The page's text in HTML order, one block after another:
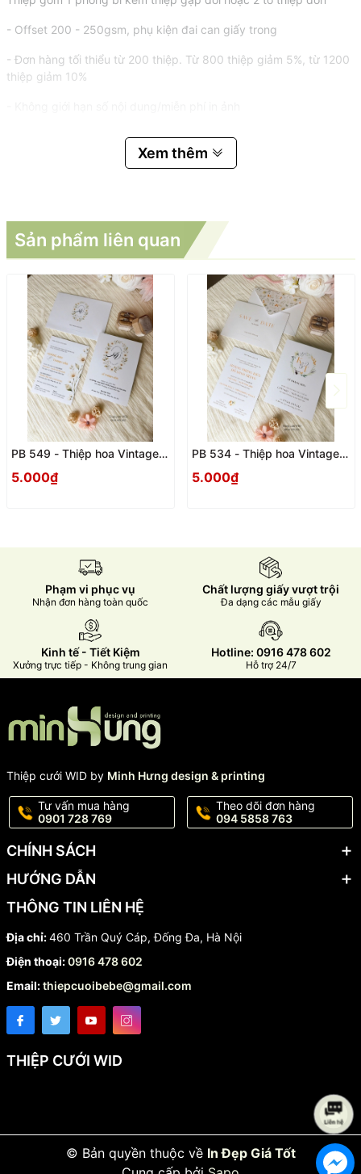
- Offset 200 - 250gsm, phụ kiện đai can giấy trong
- Đơn hàng tối thiểu từ 200 thiệp. Từ 800 thiệp giảm 5%, từ 1200
thiệp giảm 10%
Xem thêm
Sản phẩm liên quan
PB 549 - Thiệp hoa Vintage
5.000₫
PB 534 - Thiệp hoa Vintage
5.000₫
Phạm vi phục vụ
Nhận đơn hàng toàn quốc
Chất lượng giấy vượt trội
Đa dạng các mẫu giấy
Kinh tế - Tiết Kiệm
Xưởng trực tiếp - Không trung gian
Hotline: 0916 478 602
Hỗ trợ 24/7
Thiệp cưới WID by Minh Hưng design & printing
Tư vấn mua hàng
0901 728 769
Theo dõi đơn hàng
094 5858 763
CHÍNH SÁCH
HƯỚNG DẪN
THÔNG TIN LIÊN HỆ
Địa chỉ:460 Trần Quý Cáp, Đống Đa, Hà Nội
Điện thoại:0916 478 602
Email:thiepcuoibebe@gmail.com
THIỆP CƯỚI WID
© Bản quyền thuộc về In Đẹp Giá Tốt